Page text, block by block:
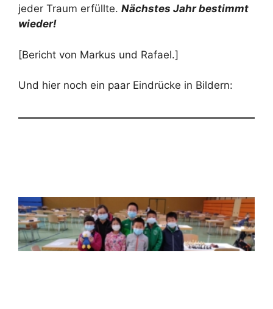
jeder Traum erfüllte. Nächstes Jahr bestimmt
wieder!
[Bericht von Markus und Rafael.]
Und hier noch ein paar Eindrücke in Bildern: